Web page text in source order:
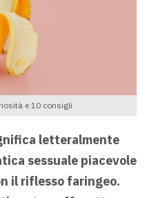
e 10 consigli
letteralmente
sessuale piacevole
il riflesso faringeo.